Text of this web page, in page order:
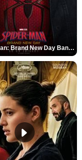
Spider-Man: Brand New Day Bande-annonce VO STFR